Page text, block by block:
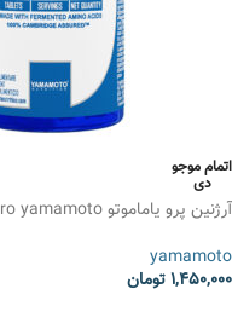
اتمام موجو
دی
آرژنین پرو یاماموتو arginine pro yamamoto
yamamoto
1,450,000تومان